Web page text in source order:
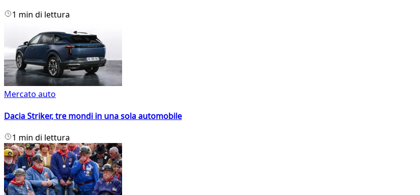
1 min di lettura
Mercato auto
Dacia Striker, tre mondi in una sola automobile
1 min di lettura